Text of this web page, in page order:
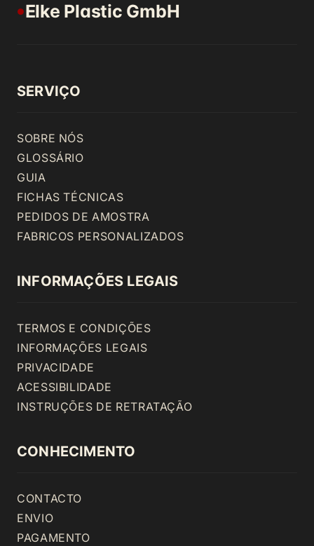
● Elke Plastic GmbH
SERVIÇO
SOBRE NÓS
GLOSSÁRIO
GUIA
FICHAS TÉCNICAS
PEDIDOS DE AMOSTRA
FABRICOS PERSONALIZADOS
INFORMAÇÕES LEGAIS
TERMOS E CONDIÇÕES
INFORMAÇÕES LEGAIS
PRIVACIDADE
ACESSIBILIDADE
INSTRUÇÕES DE RETRATAÇÃO
CONHECIMENTO
CONTACTO
ENVIO
PAGAMENTO